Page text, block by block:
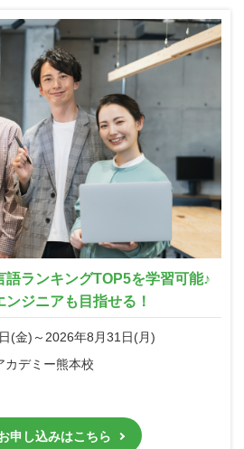
語ランキングTOP5を学習可能♪
ジニアも目指せる！
(金)～2026年8月31日(月)
カデミー熊本校
申し込みはこちら